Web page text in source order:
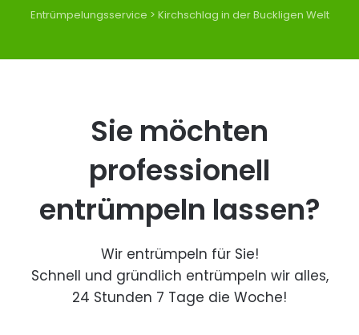
Entrümpelungsservice > Kirchschlag in der Buckligen Welt
Sie möchten
professionell
entrümpeln lassen?
Wir entrümpeln für Sie!
Schnell und gründlich entrümpeln wir alles,
24 Stunden 7 Tage die Woche!